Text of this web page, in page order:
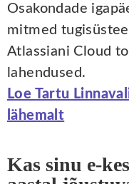
Osakondade
mitmed
Atlassiani Cloud
lahendused.
Loe Tartu
lähemalt
Kas sinu e-